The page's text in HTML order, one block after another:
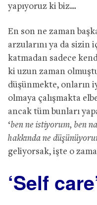
yapıyoruz ki biz…
En son ne zaman
arzularını ya da sizin
katmadan sadece
ki uzun zaman
düşünmekte, onların
olmaya çalışmakta
ancak tüm bunları
‘ben ne istiyorum, ben
hakkında ne
geliyorsak, işte o
‘Self